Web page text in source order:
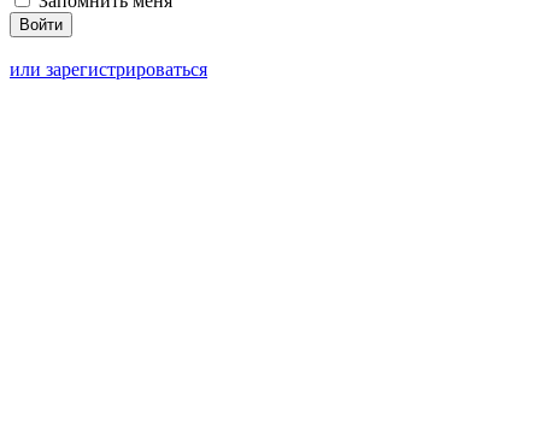
или зарегистрироваться